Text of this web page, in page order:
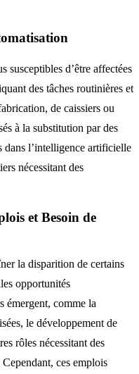
susceptibles d’être affectées
des tâches routinières et
de caissiers ou
à la substitution par des
dans l’intelligence artificielle
nécessitant des
et Besoin de
la disparition de certains
opportunités
émergent, comme la
le développement de
rôles nécessitant des
ces emplois